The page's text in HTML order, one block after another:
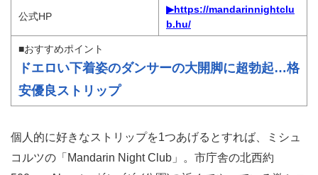
公式HP
▶https://mandarinnightclu
b.hu/
■おすすめポイント
ドエロい下着姿のダンサーの大開脚に超勃起…格
安優良ストリップ
個人的に好きなストリップを1つあげるとすれば、ミシュ
コルツの「Mandarin Night Club」。市庁舎の北西約